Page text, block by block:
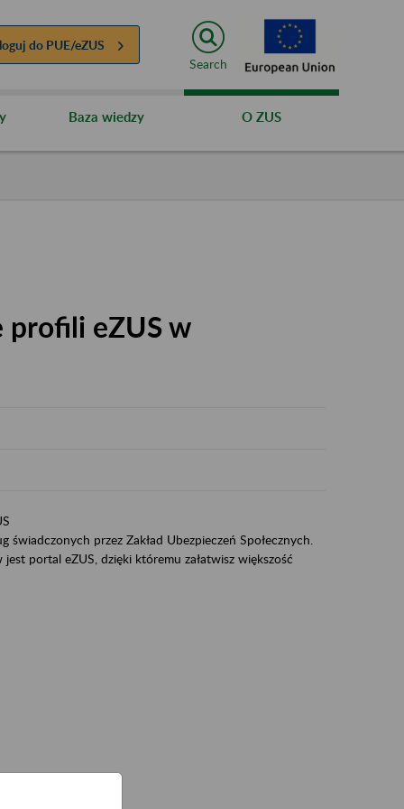
do PUE/eZUS
Search
Baza wiedzy O ZUS
profili eZUS w
przez Zakład Ubezpieczeń Społecznych.
portal eZUS, dzięki któremu załatwisz większość